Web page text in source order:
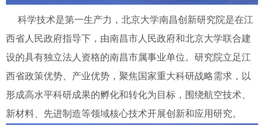
科学技术是第一生产力，北京大学南昌创新研究院是在江
西省人民政府指导下，由南昌市人民政府和北京大学联合建
设的具有独立法人资格的南昌市属事业单位。研究院立足江
西省政策优势、产业优势，聚焦国家重大科研战略需求，以
形成高水平科研成果的孵化和转化为目标，围绕航空技术、
新材料、先进制造等领域核心技术开展创新和应用研究。